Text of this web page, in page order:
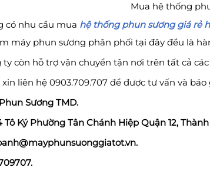
Mua hệ thống
có nhu cầu mua hệ thống phun sương giá rẻ
máy phun sương phân phối tại đây đều là
còn hỗ trợ vận chuyển tận nơi trên tất cả
liên hệ 0903.709.707 để được tư vấn và
Sương TMD.
Tô Ký Phường Tân Chánh Hiệp Quận 12,